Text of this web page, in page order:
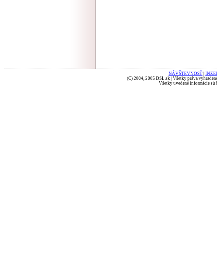
NÁVŠTEVNOSŤ
(C) 2004, 2005 DSL.sk | Všetky práva
Všetky uvedené informácie sú